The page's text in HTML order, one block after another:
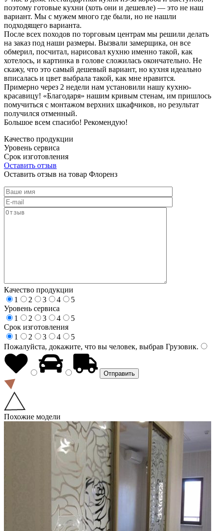
поэтому готовые кухни (хоть они и дешевле) — это не наш
вариант. Мы с мужем много где были, но не нашли
подходящего варианта.
После всех походов по торговым центрам мы решили делать
на заказ под наши размеры. Вызвали замерщика, он все
обмерил, посчитал, нарисовал кухню именно такой, как
хотелось, и картинка в голове сложилась окончательно. Не
скажу, что это самый дешевый вариант, но кухня идеально
вписалась и цвет выбрала такой, как мне нравится.
Примерно через 2 недели нам установили нашу кухню-
красавицу! «Благодаря» нашим кривым стенам, им пришлось
помучиться с монтажом верхних шкафчиков, но результат
получился отменный.
Большое всем спасибо! Рекомендую!
Качество продукции
Уровень сервиса
Срок изготовления
Оставить отзыв
Оставить отзыв на товар Флоренз
Качество продукции
1
2 3 4
5
Уровень сервиса
1
2 3 4
5
Срок изготовления
1
2 3 4
5
Пожалуйста, докажите, что вы человек, выбрав Грузовик.
Похожие модели